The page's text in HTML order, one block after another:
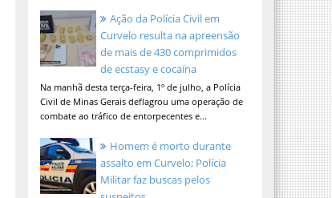
Ação da Polícia Civil em
Curvelo resulta na apreensão
de mais de 430 comprimidos
de ecstasy e cocaína
Na manhã desta terça-feira, 1º de julho, a Polícia
Civil de Minas Gerais deflagrou uma operação de
combate ao tráfico de entorpecentes e...
Homem é morto durante
assalto em Curvelo; Polícia
Militar faz buscas pelos